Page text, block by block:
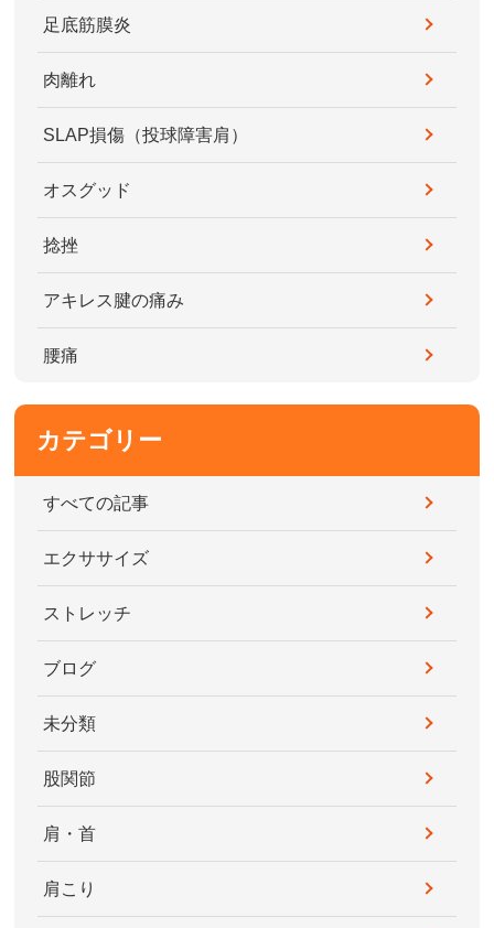
足底筋膜炎
肉離れ
SLAP損傷（投球障害肩）
オスグッド
捻挫
アキレス腱の痛み
腰痛
カテゴリー
すべての記事
エクササイズ
ストレッチ
ブログ
未分類
股関節
肩・首
肩こり